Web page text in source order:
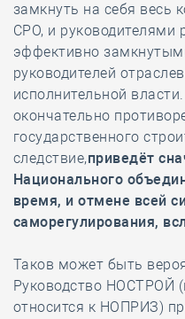
замкнуть на себя весь
СРО, и руководителями
эффективно
руководителей
исполнительной
окончательно
государственного
следствие,приведёт
Национального
время, и отмене всей
саморегулирования,
Таков может быть
Руководство НОСТРОЙ
относится к НОПРИЗ)